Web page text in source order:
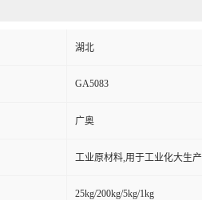
湖北
GA5083
广奥
工业原材料,用于工业化大生产
25kg/200kg/5kg/1kg